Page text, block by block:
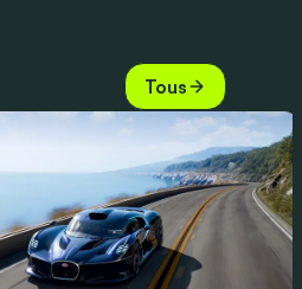
Tous